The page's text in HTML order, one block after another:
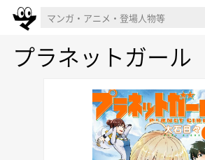
プラネットガール